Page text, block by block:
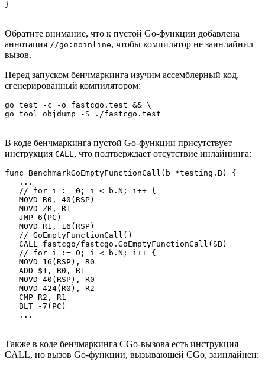
}
Обратите внимание, что к пустой Go-функции добавлена
аннотация //go:noinline, чтобы компилятор не заинлайнил
вызов.
Перед запуском бенчмаркинга изучим ассемблерный код,
сгенерированный компилятором:
go test -c -o fastcgo.test && \
go tool objdump -S ./fastcgo.test
В коде бенчмаркинга пустой Go-функции присутствует
инструкция CALL, что подтверждает отсутствие инлайнинга:
func BenchmarkGoEmptyFunctionCall(b *testing.B) {
   ...
   // for i := 0; i < b.N; i++ {
   MOVD R0, 40(RSP)
   MOVD ZR, R1
   JMP 6(PC)
   MOVD R1, 16(RSP)
   // GoEmptyFunctionCall()
   CALL fastcgo/fastcgo.GoEmptyFunctionCall(SB)
   // for i := 0; i < b.N; i++ {
   MOVD 16(RSP), R0
   ADD $1, R0, R1
   MOVD 40(RSP), R0
   MOVD 424(R0), R2
   CMP R2, R1
   BLT -7(PC)
   ...
Также в коде бенчмаркинга CGo-вызова есть инструкция
CALL, но вызов Go-функции, вызывающей CGo, заинлайнен: